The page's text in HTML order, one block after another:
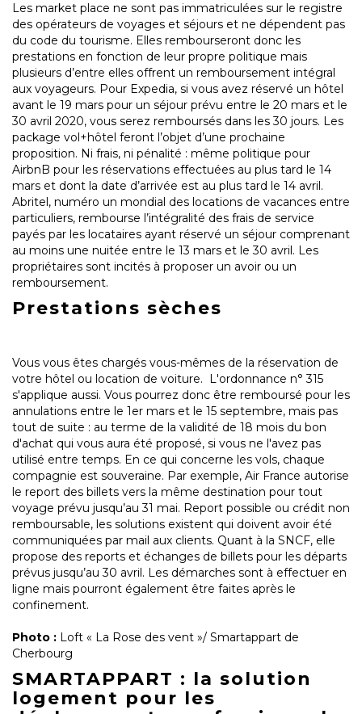
Les market place ne sont pas immatriculées sur le registre
des opérateurs de voyages et séjours et ne dépendent pas
du code du tourisme. Elles rembourseront donc les
prestations en fonction de leur propre politique mais
plusieurs d’entre elles offrent un remboursement intégral
aux voyageurs. Pour Expedia, si vous avez réservé un hôtel
avant le 19 mars pour un séjour prévu entre le 20 mars et le
30 avril 2020, vous serez remboursés dans les 30 jours. Les
package vol+hôtel feront l’objet d’une prochaine
proposition. Ni frais, ni pénalité : même politique pour
AirbnB pour les réservations effectuées au plus tard le 14
mars et dont la date d’arrivée est au plus tard le 14 avril.
Abritel, numéro un mondial des locations de vacances entre
particuliers, rembourse l’intégralité des frais de service
payés par les locataires ayant réservé un séjour comprenant
au moins une nuitée entre le 13 mars et le 30 avril. Les
propriétaires sont incités à proposer un avoir ou un
remboursement.
Prestations sèches
Vous vous êtes chargés vous-mêmes de la réservation de
votre hôtel ou location de voiture. L'ordonnance n° 315
s'applique aussi. Vous pourrez donc être remboursé pour les
annulations entre le 1er mars et le 15 septembre, mais pas
tout de suite : au terme de la validité de 18 mois du bon
d'achat qui vous aura été proposé, si vous ne l'avez pas
utilisé entre temps. En ce qui concerne les vols, chaque
compagnie est souveraine. Par exemple, Air France autorise
le report des billets vers la même destination pour tout
voyage prévu jusqu’au 31 mai. Report possible ou crédit non
remboursable, les solutions existent qui doivent avoir été
communiquées par mail aux clients. Quant à la SNCF, elle
propose des reports et échanges de billets pour les départs
prévus jusqu’au 30 avril. Les démarches sont à effectuer en
ligne mais pourront également être faites après le
confinement.
Photo : Loft « La Rose des vent »/ Smartappart de
Cherbourg
SMARTAPPART : la solution
logement pour les